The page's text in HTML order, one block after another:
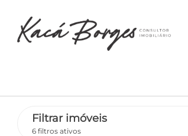
Filtrar imóveis
6 filtros ativos